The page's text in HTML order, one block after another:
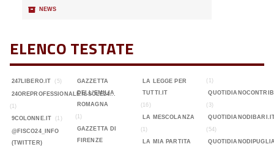
📦 NEWS
ELENCO TESTATE
247LIBERO.IT (5)
24OREPROFESSIONALE.ILSOLE24...
(1)
9COLONNE.IT
(1)
@FISCO24_INFO
(TWITTER)
GAZZETTA
DELL'EMILIA
ROMAGNA
(1)
GAZZETTA DI
FIRENZE
LA LEGGE PER
TUTTI.IT
(16)
LA MESCOLANZA
(1)
LA MIA PARTITA
(1)
(3)
(54)